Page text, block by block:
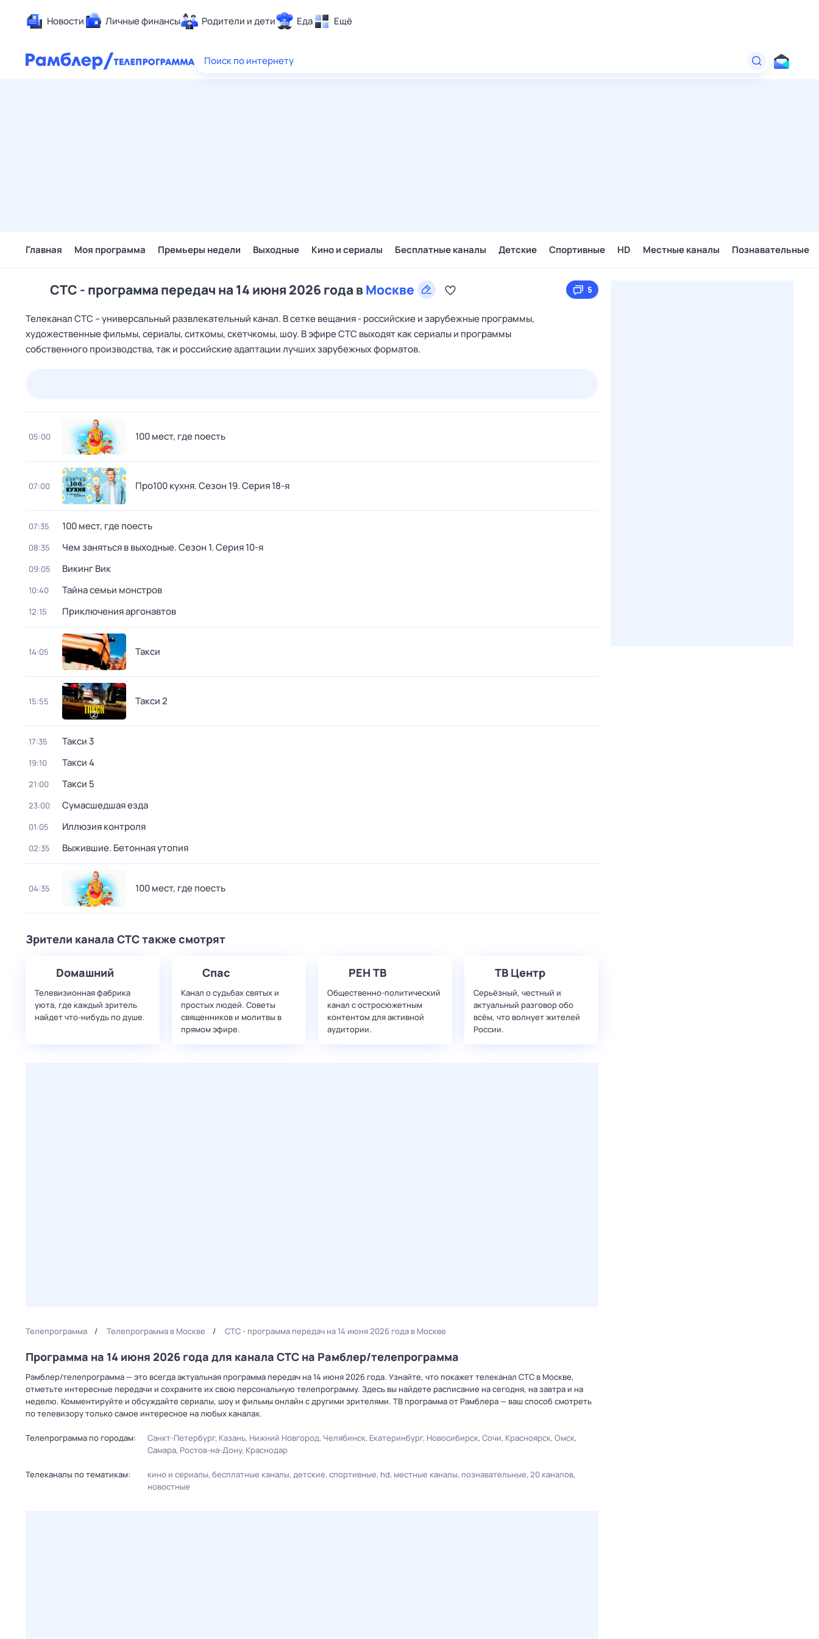
Новости Личные финансы Родители и дети Еда Ещё
Здоровье
Поиск по интернету
Главная Моя программа Премьеры недели Выходные Кино и сериалы Бесплатные каналы Детские Спортивные HD Местные каналы Познавательные
СТС - программа передач на 14 июня 2026 года вМоскве 5
Телеканал CTC – универсальный развлекательный канал. В сетке вещания - российские и зарубежные программы,
художественные фильмы, сериалы, ситкомы, скетчкомы, шоу. В эфире СТС выходят как сериалы и программы
собственного производства, так и российские адаптации лучших зарубежных форматов.
05:00 100 мест, где поесть
07:00 Про100 кухня. Сезон 19. Серия 18-я
07:35 100 мест, где поесть
08:35 Чем заняться в выходные. Сезон 1. Серия 10-я
09:05 Викинг Вик
10:40 Тайна семьи монстров
12:15 Приключения аргонавтов
14:05 Такси
15:55 Такси 2
17:35 Такси 3
19:10 Такси 4
21:00 Такси 5
23:00 Сумасшедшая езда
01:05 Иллюзия контроля
02:35 Выжившие. Бетонная утопия
04:35 100 мeст, где пoесть
Зрители канала СТС также смотрят
Dомашний
Телевизионная фабрика
уюта, где каждый зритель
найдет что‑нибудь по душе.
Спас
Канал о судьбах святых и
простых людей. Советы
священников и молитвы в
прямом эфире.
РЕН ТВ
Общественно-политический
канал с остросюжетным
контентом для активной
аудитории.
ТВ Центр
Серьёзный, честный и
актуальный разговор обо
всём, что волнует жителей
России.
Телепрограмма Телепрограмма в Москве СТС - программа передач на 14 июня 2026 года в Москве
Программа на 14 июня 2026 года для канала СТС на Рамблер/телепрограмма
Рамблер/телепрограмма — это всегда актуальная программа передач на 14 июня 2026 года. Узнайте, что покажет телеканал СТС в Москве,
отметьте интересные передачи и сохраните их свою персональную телепрограмму. Здесь вы найдете расписание на сегодня, на завтра и на
неделю. Комментируйте и обсуждайте сериалы, шоу и фильмы онлайн с другими зрителями. ТВ программа от Рамблера — ваш способ смотреть
по телевизору только самое интересное на любых каналах.
Телепрограмма по городам: Санкт-Петербург Казань Нижний Новгород Челябинск Екатеринбург Новосибирск Сочи Красноярск Омск
Самара Ростов-на-Дону Краснодар
Телеканалы по тематикам: кино и сериалы бесплатные каналы детские спортивные hd местные каналы познавательные 20 каналов
новостные